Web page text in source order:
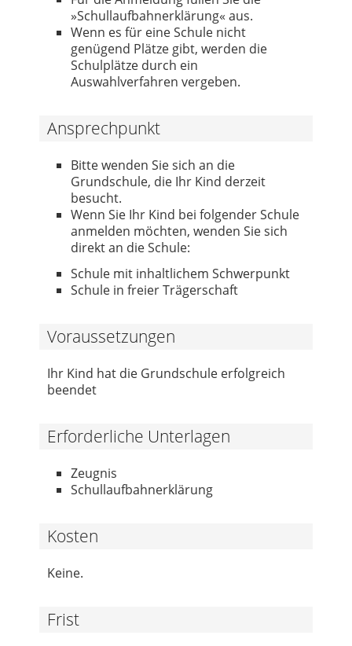
»Schullaufbahnerklärung« aus.
Wenn es für eine Schule nicht
genügend Plätze gibt, werden die
Schulplätze durch ein
Auswahlverfahren vergeben.
Ansprechpunkt
Bitte wenden Sie sich an die
Grundschule, die Ihr Kind derzeit
besucht.
Wenn Sie Ihr Kind bei folgender Schule
anmelden möchten, wenden Sie sich
direkt an die Schule:
Schule mit inhaltlichem Schwerpunkt
Schule in freier Trägerschaft
Voraussetzungen
Ihr Kind hat die Grundschule erfolgreich
beendet
Erforderliche Unterlagen
Zeugnis
Schullaufbahnerklärung
Kosten
Keine.
Frist